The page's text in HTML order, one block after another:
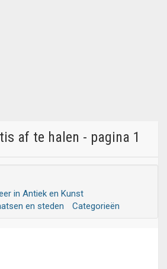
af te halen - pagina 1
in Antiek en Kunst
en steden Categorieën